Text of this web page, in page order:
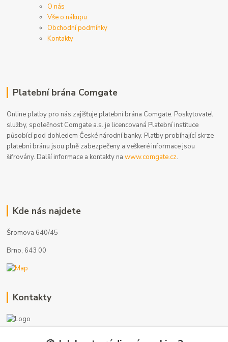
O nás
Vše o nákupu
Obchodní podmínky
Kontakty
Platební brána Comgate
Online platby pro nás zajišťuje platební brána Comgate. Poskytovatel
služby, společnost Comgate a.s. je licencovaná Platební instituce
působící pod dohledem České národní banky. Platby probíhající skrze
platební bránu jsou plně zabezpečeny a veškeré informace jsou
šifrovány. Další informace a kontakty nawww.comgate.cz.
Kde nás najdete
Šromova 640/45
Brno, 643 00
Kontakty